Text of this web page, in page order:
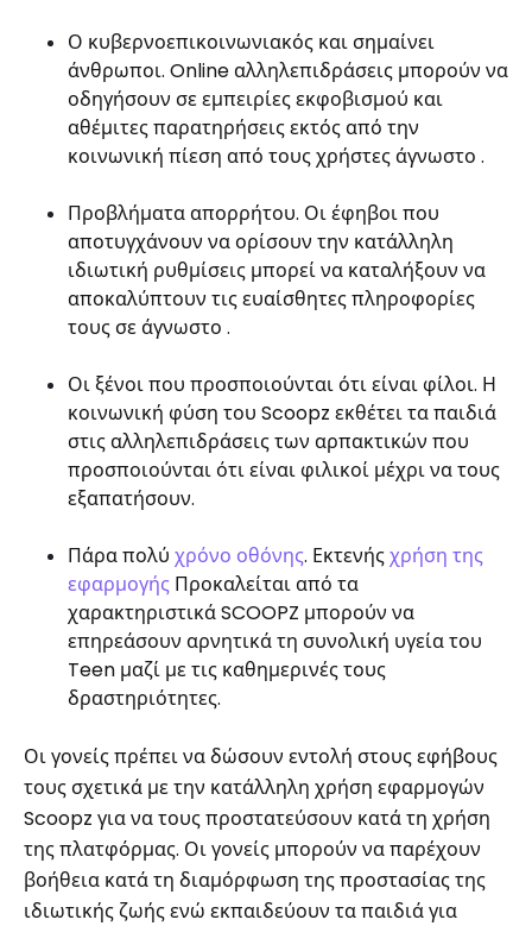
Ο κυβερνοεπικοινωνιακός και σημαίνει
άνθρωποι. Online αλληλεπιδράσεις μπορούν να
οδηγήσουν σε εμπειρίες εκφοβισμού και
αθέμιτες παρατηρήσεις εκτός από την
κοινωνική πίεση από τους χρήστες άγνωστο .
Προβλήματα απορρήτου. Οι έφηβοι που
αποτυγχάνουν να ορίσουν την κατάλληλη
ιδιωτική ρυθμίσεις μπορεί να καταλήξουν να
αποκαλύπτουν τις ευαίσθητες πληροφορίες
τους σε άγνωστο .
Οι ξένοι που προσποιούνται ότι είναι φίλοι. Η
κοινωνική φύση του Scoopz εκθέτει τα παιδιά
στις αλληλεπιδράσεις των αρπακτικών που
προσποιούνται ότι είναι φιλικοί μέχρι να τους
εξαπατήσουν.
Πάρα πολύ χρόνο οθόνης. Εκτενήςχρήση της
εφαρμογής Προκαλείται από τα
χαρακτηριστικά SCOOPZ μπορούν να
επηρεάσουν αρνητικά τη συνολική υγεία του
Teen μαζί με τις καθημερινές τους
δραστηριότητες.
Οι γονείς πρέπει να δώσουν εντολή στους εφήβους
τους σχετικά με την κατάλληλη χρήση εφαρμογών
Scoopz για να τους προστατεύσουν κατά τη χρήση
της πλατφόρμας. Οι γονείς μπορούν να παρέχουν
βοήθεια κατά τη διαμόρφωση της προστασίας της
ιδιωτικής ζωής ενώ εκπαιδεύουν τα παιδιά για